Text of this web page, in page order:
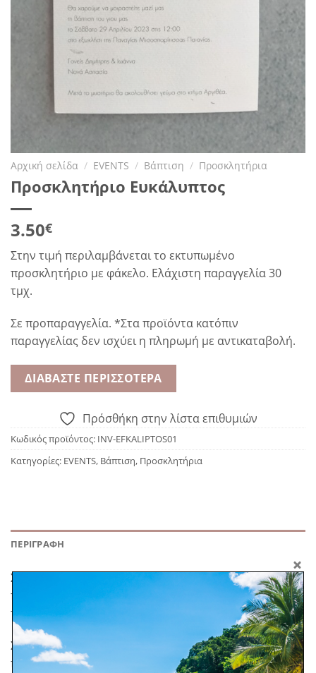
Αρχική σελίδα / EVENTS / Βάπτιση / Προσκλητήρια
Προσκλητήριο Ευκάλυπτος
3.50€
Στην τιμή περιλαμβάνεται το εκτυπωμένο
προσκλητήριο με φάκελο. Ελάχιστη παραγγελία 30
τμχ.
Σε προπαραγγελία. *Στα προϊόντα κατόπιν
παραγγελίας δεν ισχύει η πληρωμή με αντικαταβολή.
ΔΙΑΒΆΣΤΕ ΠΕΡΙΣΣΌΤΕΡΑ
Πρόσθήκη στην λίστα επιθυμιών
Κωδικός προϊόντος: INV-EFKALIPTOS01
Κατηγορίες: EVENTS, Βάπτιση, Προσκλητήρια
ΠΕΡΙΓΡΑΦΉ
Στην τιμή περιλαμβάνεται το εκτυπωμένο
προσκλητήριο με φάκελο. Ελάχιστη παραγγελία 30
τμχ.
Σε προπαραγγελία. *Στα προϊόντα κατόπιν
παραγγελίας δεν ισχύει η πληρωμή με αντικαταβολή.